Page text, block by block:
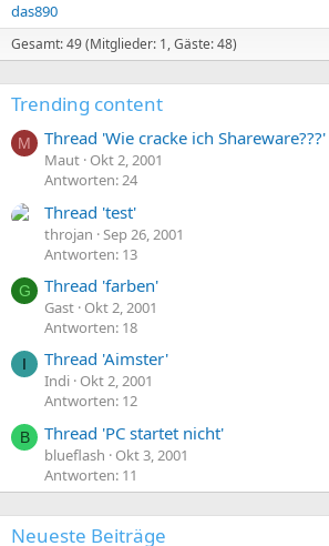
das890
Gesamt: 49 (Mitglieder: 1, Gäste: 48)
Trending content
M Thread 'Wie cracke ich Shareware???'
Maut Okt 2, 2001
Antworten: 24
Thread 'test'
throjan Sep 26, 2001
Antworten: 13
G Thread 'farben'
Gast Okt 2, 2001
Antworten: 18
I Thread 'Aimster'
Indi Okt 2, 2001
Antworten: 12
B Thread 'PC startet nicht'
blueflash
Okt 3, 2001
Antworten: 11
Neueste Beiträge